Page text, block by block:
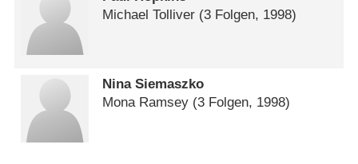
Michael Tolliver (3 Folgen, 1998)
Nina Siemaszko
Mona Ramsey (3 Folgen, 1998)